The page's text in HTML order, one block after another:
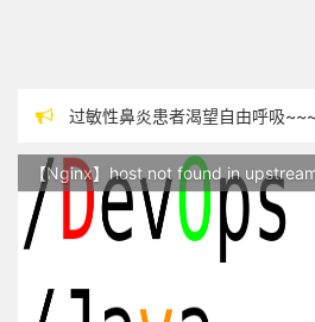
过敏性鼻炎患者渴望自由呼吸~~~
站点随时调整中，如果不能访问
反对日本核废水排海
【Nginx】host not found in